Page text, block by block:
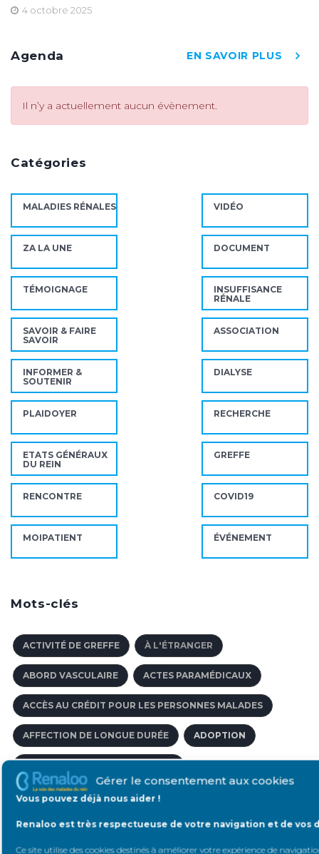
Gérer le consentement aux cookies
Vous pouvez déjà nous aider !
Renaloo est très respectueuse de votre navigation et de vos
Ce site utilise des cookies destinés à améliorer votre expérience de
4 octobre 2025
Agenda EN SAVOIR PLUS
Il n’y a actuellement aucun évènement.
Catégories
MALADIES RÉNALES VIDÉO
ZA LA UNE DOCUMENT
TÉMOIGNAGE
INSUFFISANCE
RÉNALE
SAVOIR & FAIRE
SAVOIR
ASSOCIATION
INFORMER &
SOUTENIR
DIALYSE
PLAIDOYER RECHERCHE
ETATS GÉNÉRAUX
DU REIN
GREFFE
RENCONTRE COVID19
MOIPATIENT ÉVÉNEMENT
Mots-clés
ACTIVITÉ DE GREFFE À L'ÉTRANGER
ABORD VASCULAIRE ACTES PARAMÉDICAUX
ACCÈS AU CRÉDIT POUR LES PERSONNES MALADES
AFFECTION DE LONGUE DURÉE ADOPTION
ÂGE LIMITE POUR DONNER UN ORGANE
ACCOMPAGNEMENT PÉDAGOGIQUE